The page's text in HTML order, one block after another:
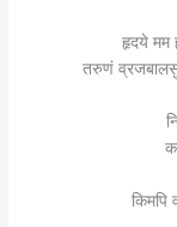
हृदये मम
तरुणं
किमपि